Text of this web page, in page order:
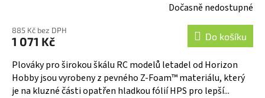
Dočasně nedostupné
885 Kč bez DPH
1 071 Kč Do košíku
Plováky pro širokou škálu RC modelů letadel od Horizon
Hobby jsou vyrobeny z pevného Z-Foam™ materiálu, který
je na kluzné části opatřen hladkou fólií HPS pro lepší...